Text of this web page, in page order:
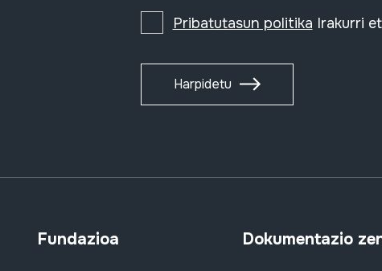
Pribatutasun politika Irakurri
Harpidetu
Fundazioa Dokumentazio